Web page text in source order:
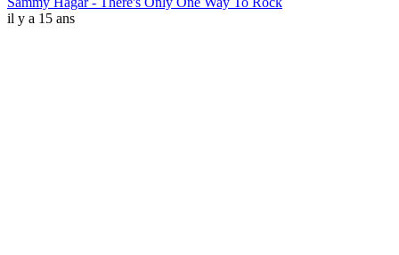
il y a 15 ans